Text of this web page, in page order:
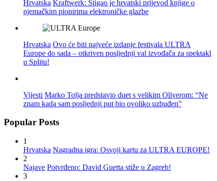
Hrvatska Kraftwerk: Stigao je hrvatski prijevod knjige o
njemačkim pionirima elektroničke glazbe
Hrvatska Ovo će biti najveće izdanje festivala ULTRA
Europe do sada – otkriven posljednji val izvođača za spektakl
u Splitu!
Vijesti Marko Tolja predstavio duet s velikim Oliverom: “Ne
znam kada sam posljednji put bio ovoliko uzbuđen”
Popular Posts
1
Hrvatska Nagradna igra: Osvoji kartu za ULTRA EUROPE!
2
Najave Potvrđeno: David Guetta stiže u Zagreb!
3